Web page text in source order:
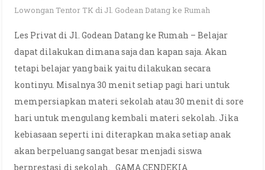
Lowongan Tentor TK di Jl. Godean Datang ke Rumah
Les Privat di Jl. Godean Datang ke Rumah – Belajar
dapat dilakukan dimana saja dan kapan saja. Akan
tetapi belajar yang baik yaitu dilakukan secara
kontinyu. Misalnya 30 menit setiap pagi hari untuk
mempersiapkan materi sekolah atau 30 menit di sore
hari untuk mengulang kembali materi sekolah. Jika
kebiasaan seperti ini diterapkan maka setiap anak
akan berpeluang sangat besar menjadi siswa
berprestasi di sekolah. GAMA CENDEKIA